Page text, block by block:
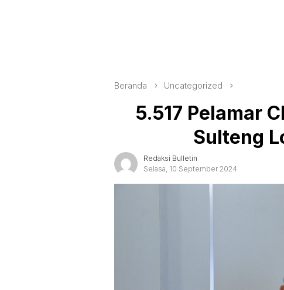
Beranda Uncategorized
5.517 Pelamar
Sulteng
Redaksi Bulletin
Selasa, 10 September 2024